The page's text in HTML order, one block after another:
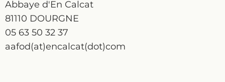
Abbaye d'En Calcat
81110 DOURGNE
05 63 50 32 37
aafod(at)encalcat(dot)com